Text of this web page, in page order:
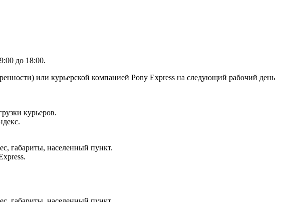
до 18:00.
или курьерской компанией Pony Express на следующий рабочий день
курьеров.
габариты, населенный пункт.